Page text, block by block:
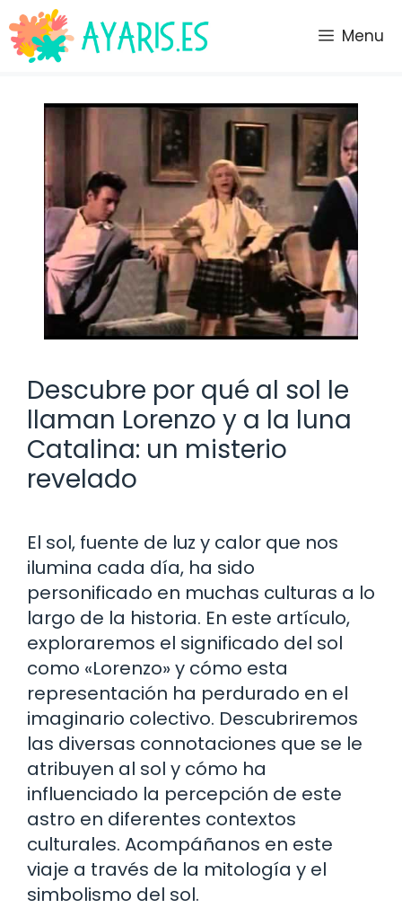
Saltar
al
contenido
Menu
Descubre por qué al sol le
llaman Lorenzo y a la luna
Catalina: un misterio
revelado
El sol, fuente de luz y calor que nos
ilumina cada día, ha sido
personificado en muchas culturas a lo
largo de la historia. En este artículo,
exploraremos el significado del sol
como «Lorenzo» y cómo esta
representación ha perdurado en el
imaginario colectivo. Descubriremos
las diversas connotaciones que se le
atribuyen al sol y cómo ha
influenciado la percepción de este
astro en diferentes contextos
culturales. Acompáñanos en este
viaje a través de la mitología y el
simbolismo del sol.